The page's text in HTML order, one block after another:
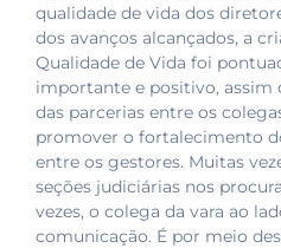
qualidade de vida dos
dos avanços alcançados, a
Qualidade de Vida foi
importante e positivo,
das parcerias entre os
promover o fortalecimento
entre os gestores. Muitas
seções judiciárias nos
vezes, o colega da vara ao
comunicação. É por meio